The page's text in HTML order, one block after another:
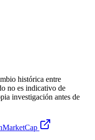
histórica entre
no es indicativo de
investigación antes de